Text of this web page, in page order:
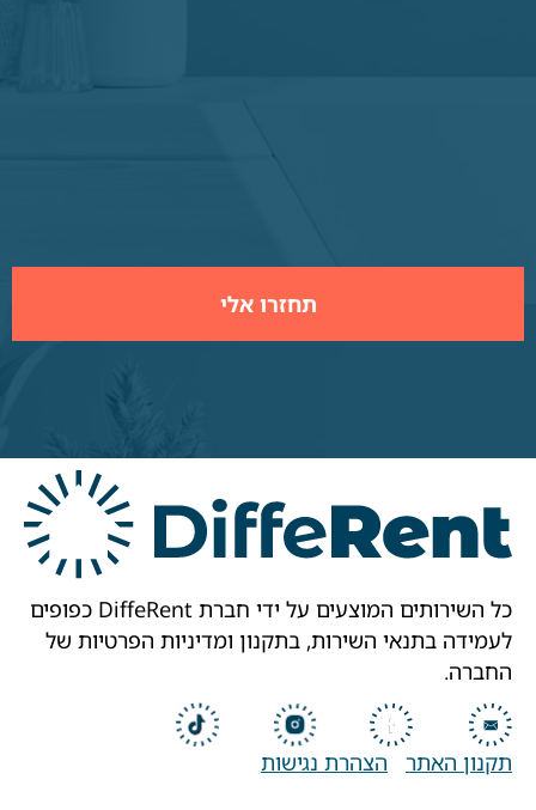
כל השירותים המוצעים על ידי חברת DiffeRent כפופים
לעמידה בתנאי השירות, בתקנון ומדיניות הפרטיות של
החברה.
תקנון האתר הצהרת נגישות